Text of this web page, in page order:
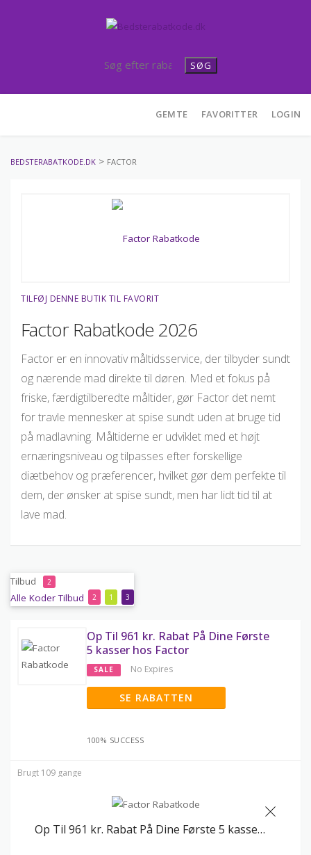
SØG
GEMTE FAVORITTER LOGIN
BEDSTERABATKODE.DK > FACTOR
TILFØJ DENNE BUTIK TIL FAVORIT
Factor Rabatkode 2026
Factor er en innovativ måltidsservice, der tilbyder sundt
og nærende mad direkte til døren. Med et fokus på
friske, færdigtilberedte måltider, gør Factor det nemt
for travle mennesker at spise sundt uden at bruge tid
på madlavning. Måltiderne er udviklet med et højt
ernæringsniveau og tilpasses efter forskellige
diætbehov og præferencer, hvilket gør dem perfekte til
dem, der ønsker at spise sundt, men har lidt tid til at
lave mad.
Tilbud 2
Alle 3
Koder 1
Tilbud 2
Op Til 961 kr. Rabat På Dine Første
5 kasser hos Factor
SALE No Expires
SE RABATTEN
100% SUCCESS
Brugt 109 gange
Op Til 961 kr. Rabat På Dine Første 5 kasser hos Factor